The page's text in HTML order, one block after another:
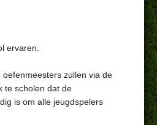
ervaren.
zullen via de
te scholen dat de
is om alle jeugdspelers